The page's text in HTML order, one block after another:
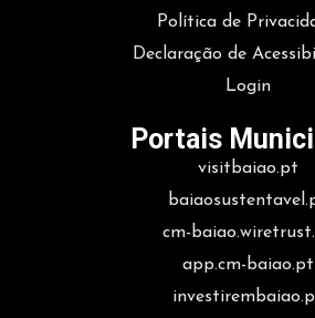
Política de
Declaração de
Login
Portais
visitbaiao.pt
cm-
app.cm-baiao.pt